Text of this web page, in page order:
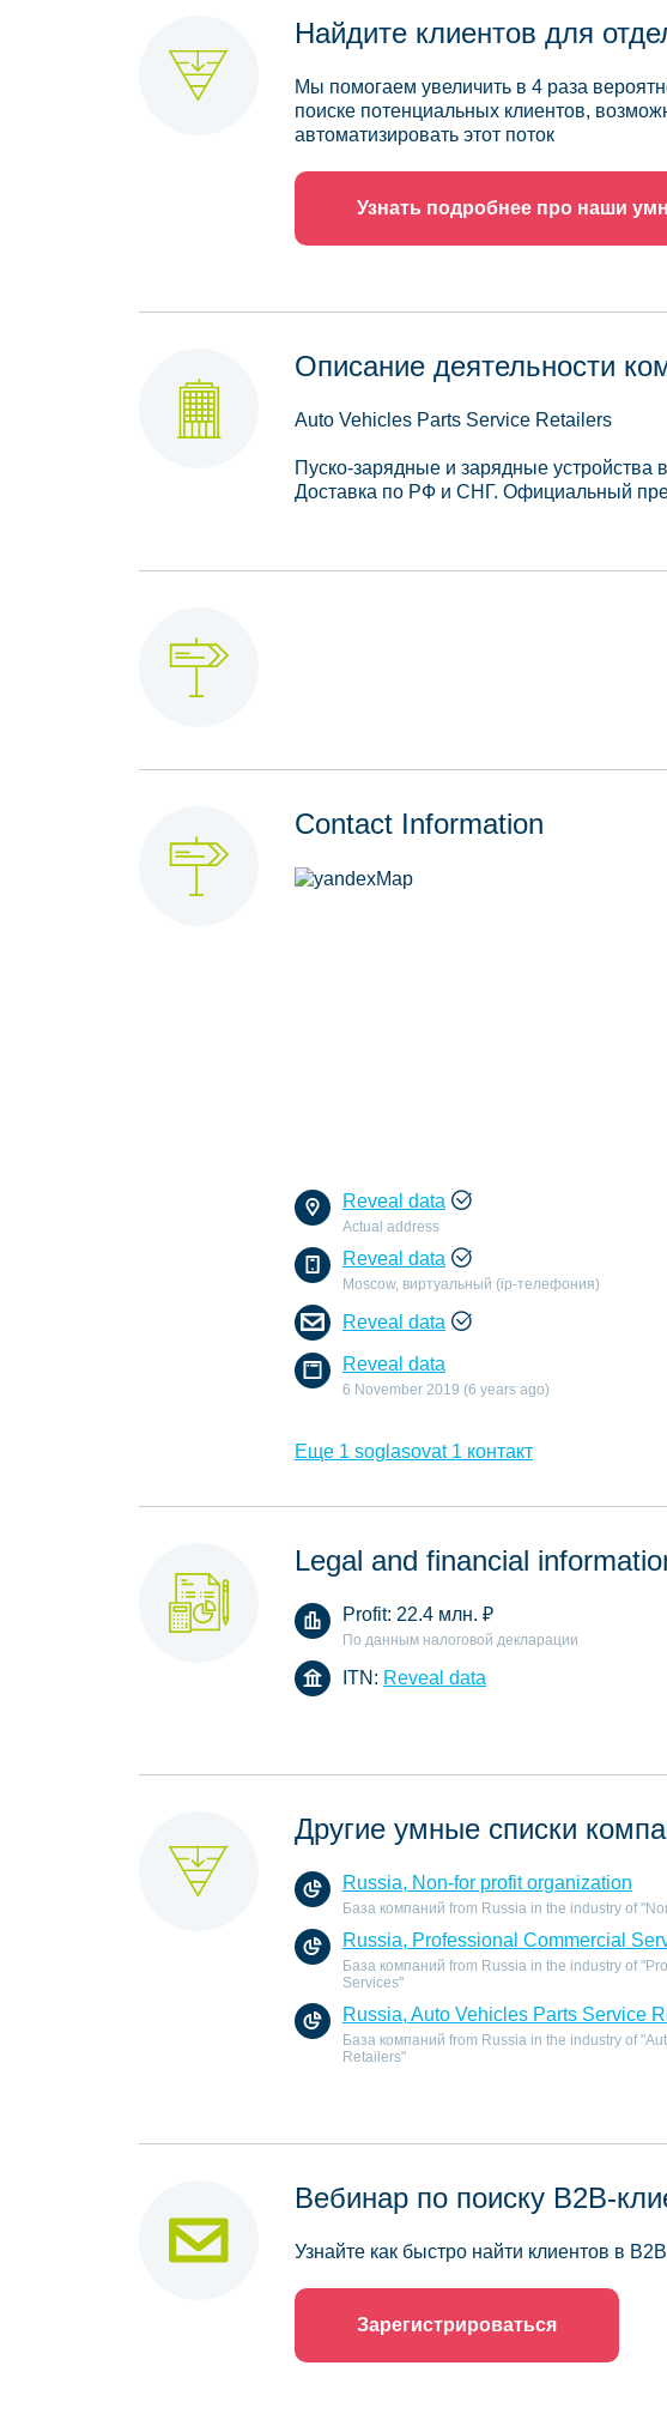
Найдите клиентов для
Мы помогаем увеличить в 4 раза
поиске потенциальных клиентов,
автоматизировать этот поток
Узнать подробнее про наши
Описание деятельности
Auto Vehicles Parts Service Retailers
Пуско-зарядные и зарядные устройства
Доставка по РФ и СНГ. Официальный
Contact Information
Reveal data
Actual address
Reveal data
Moscow, виртуальный (ip-телефония)
Reveal data
Reveal data
6 November 2019 (6 years ago)
Еще 1 soglasovat 1 контакт
Legal and financial
Profit: 22.4 млн. ₽
По данным налоговой декларации
ITN: Reveal data
Другие умные списки
Russia, Non-for profit organization
База компаний from Russia in the industry of
Russia, Professional Commercial
База компаний from Russia in the industry of
Services"
Russia, Auto Vehicles Parts Service
База компаний from Russia in the industry of
Retailers"
Вебинар по поиску B2B-
Узнайте как быстро найти клиентов в
Зарегистрироваться